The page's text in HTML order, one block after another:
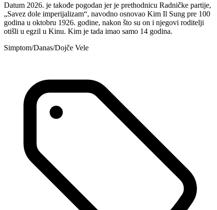
Datum 2026. je takođe pogodan jer je prethodnicu Radničke partije,
„Savez dole imperijalizam“, navodno osnovao Kim Il Sung pre 100
godina u oktobru 1926. godine, nakon što su on i njegovi roditelji
otišli u egzil u Kinu. Kim je tada imao samo 14 godina.
Simptom/Danas/Dojče Vele